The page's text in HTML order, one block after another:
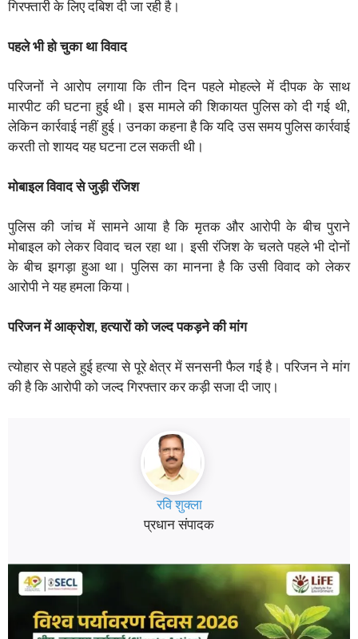
गिरफ्तारी के लिए दबिश दी जा रही है।
पहले भी हो चुका था विवाद
परिजनों ने आरोप लगाया कि तीन दिन पहले मोहल्ले में दीपक के साथ
मारपीट की घटना हुई थी। इस मामले की शिकायत पुलिस को दी गई थी,
लेकिन कार्रवाई नहीं हुई। उनका कहना है कि यदि उस समय पुलिस कार्रवाई
करती तो शायद यह घटना टल सकती थी।
मोबाइल विवाद से जुड़ी रंजिश
पुलिस की जांच में सामने आया है कि मृतक और आरोपी के बीच पुराने
मोबाइल को लेकर विवाद चल रहा था। इसी रंजिश के चलते पहले भी दोनों
के बीच झगड़ा हुआ था। पुलिस का मानना है कि उसी विवाद को लेकर
आरोपी ने यह हमला किया।
परिजन में आक्रोश, हत्यारों को जल्द पकड़ने की मांग
त्योहार से पहले हुई हत्या से पूरे क्षेत्र में सनसनी फैल गई है। परिजन ने मांग
की है कि आरोपी को जल्द गिरफ्तार कर कड़ी सजा दी जाए।
रवि शुक्ला
प्रधान संपादक